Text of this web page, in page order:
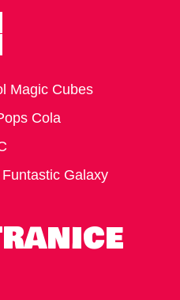
Magic Cubes
Cola
Galaxy